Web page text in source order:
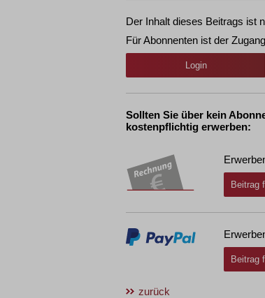
Der Inhalt dieses Beitrags ist
Für Abonnenten ist der
Login
Sollten Sie über kein
kostenpflichtig erwerben:
Beitrag
Beitrag
zurück